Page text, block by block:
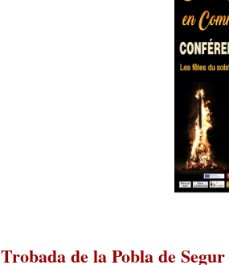
Trobada de la Pobla de Segur